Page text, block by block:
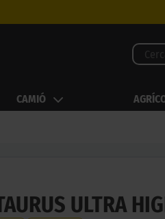
CAMIÓ
ULTRA